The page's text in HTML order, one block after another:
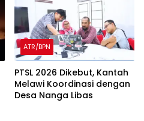
ATR/BPN
PTSL 2026 Dikebut, Kantah
Melawi Koordinasi dengan
Desa Nanga Libas